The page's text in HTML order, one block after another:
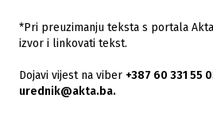
*Pri preuzimanju teksta s portala
izvor i linkovati tekst.
Dojavi vijest na viber +387 60 331 55
urednik@akta.ba.